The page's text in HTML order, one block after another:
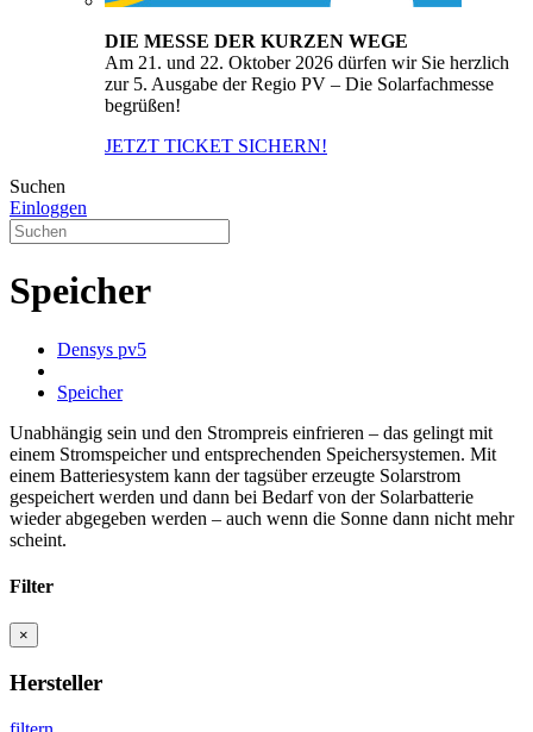
DIE MESSE DER KURZEN WEGE
Am 21. und 22. Oktober 2026 dürfen wir Sie herzlich
zur 5. Ausgabe der Regio PV – Die Solarfachmesse
begrüßen!
JETZT TICKET SICHERN!
Suchen
Einloggen
Speicher
Densys pv5
Speicher
Unabhängig sein und den Strompreis einfrieren – das gelingt mit
einem Stromspeicher und entsprechenden Speichersystemen. Mit
einem Batteriesystem kann der tagsüber erzeugte Solarstrom
gespeichert werden und dann bei Bedarf von der Solarbatterie
wieder abgegeben werden – auch wenn die Sonne dann nicht mehr
scheint.
Filter
×
Hersteller